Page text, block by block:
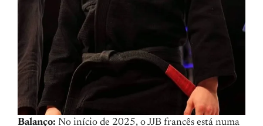
Balanço: No início de 2025, o JJB francês está numa